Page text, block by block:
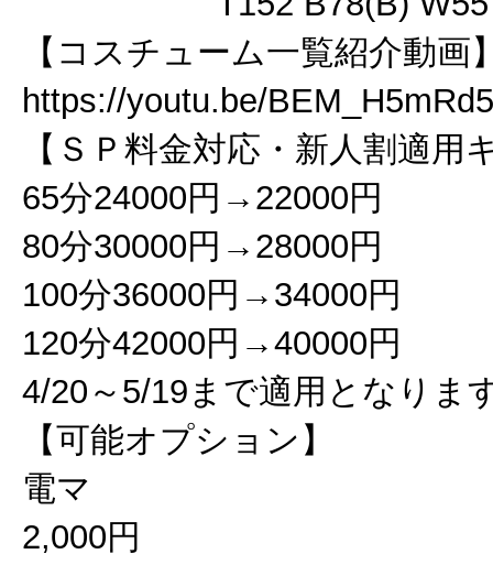
【コスチューム一覧紹介動画
https://youtu.be/
【ＳＰ料金対応・新人割適用
65分24000円→22000円
80分30000円→28000円
100分36000円→34000円
120分42000円→40000円
4/20～5/19まで適用となりま
【可能オプション】
電マ
2,000円